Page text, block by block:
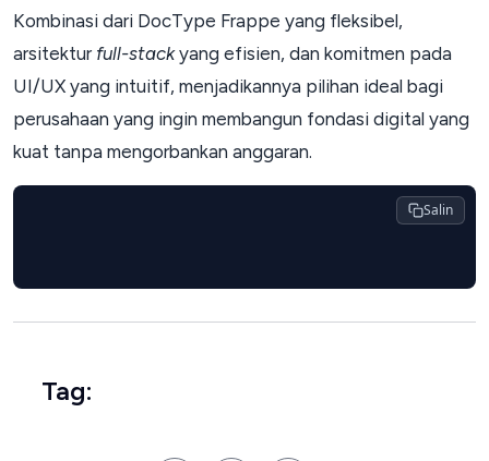
Kombinasi dari DocType Frappe yang fleksibel,
arsitektur full-stackyang efisien, dan komitmen pada
UI/UX yang intuitif, menjadikannya pilihan ideal bagi
perusahaan yang ingin membangun fondasi digital yang
kuat tanpa mengorbankan anggaran.
Salin
Tag: